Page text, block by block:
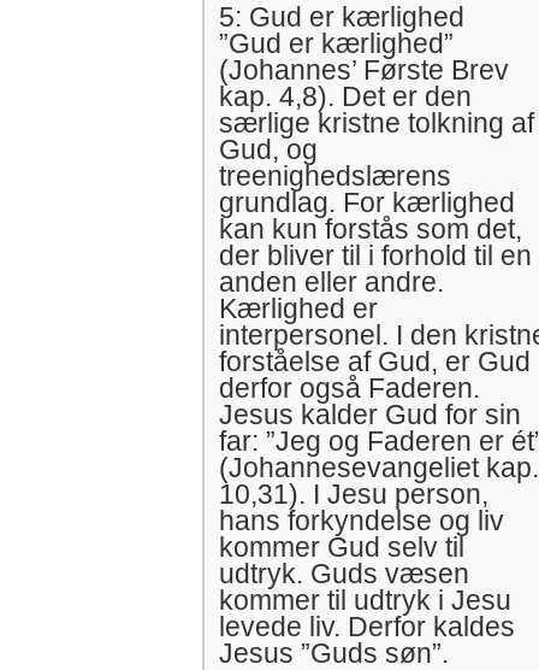
5: Gud er kærlighed
”Gud er kærlighed”
(Johannes’ Første Brev
kap. 4,8). Det er den
særlige kristne tolkning af
Gud, og
treenighedslærens
grundlag. For kærlighed
kan kun forstås som det,
der bliver til i forhold til en
anden eller andre.
Kærlighed er
interpersonel. I den
forståelse af Gud, er Gud
derfor også Faderen.
Jesus kalder Gud for sin
far: ”Jeg og Faderen er
(Johannesevangeliet kap.
10,31). I Jesu person,
hans forkyndelse og liv
kommer Gud selv til
udtryk. Guds væsen
kommer til udtryk i Jesu
levede liv. Derfor kaldes
Jesus ”Guds søn”.